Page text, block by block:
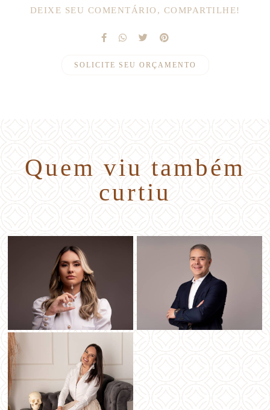
DEIXE SEU COMENTÁRIO, COMPARTILHE!
SOLICITE SEU ORÇAMENTO
Quem viu também
curtiu